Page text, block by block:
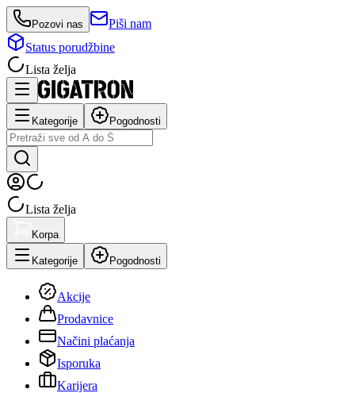
Pozovi nas
Piši nam
Status porudžbine
Lista želja
Kategorije Pogodnosti
Lista želja
Korpa
Kategorije Pogodnosti
Akcije
Prodavnice
Načini plaćanja
Isporuka
Karijera